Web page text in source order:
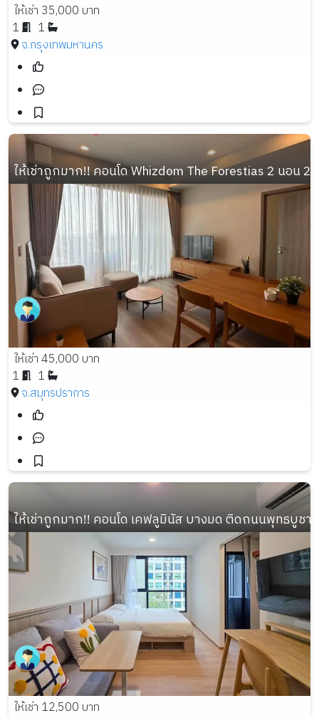
ให้เช่า 35,000 บาท
1
1
จ.กรุงเทพมหานคร
ให้เช่าถูกมาก!! คอนโด Whizdom The Forestias 2 นอน
ให้เช่า 45,000 บาท
1
1
จ.สมุทรปราการ
ให้เช่าถูกมาก!! คอนโด เคฟลูมินัส บางมด ติดถนนพุทธบูชา
ให้เช่า 12,500 บาท